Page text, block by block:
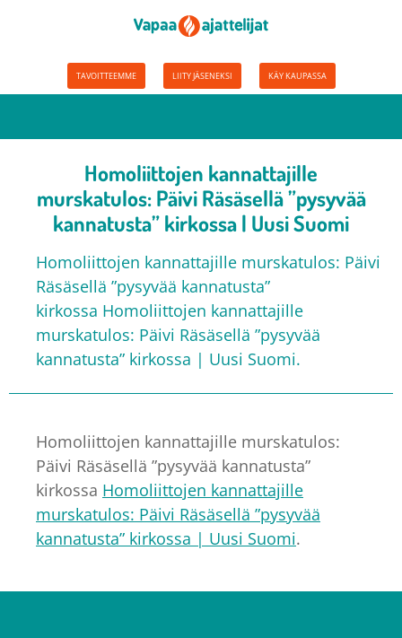
TAVOITTEEMME LIITY JÄSENEKSI KÄY KAUPASSA
Homoliittojen kannattajille
murskatulos: Päivi Räsäsellä ”pysyvää
kannatusta” kirkossa | Uusi Suomi
Homoliittojen kannattajille murskatulos: Päivi
Räsäsellä ”pysyvää kannatusta”
kirkossa Homoliittojen kannattajille
murskatulos: Päivi Räsäsellä ”pysyvää
kannatusta” kirkossa | Uusi Suomi.
Homoliittojen kannattajille murskatulos:
Päivi Räsäsellä ”pysyvää kannatusta”
kirkossa Homoliittojen kannattajille
murskatulos: Päivi Räsäsellä ”pysyvää
kannatusta” kirkossa | Uusi Suomi.